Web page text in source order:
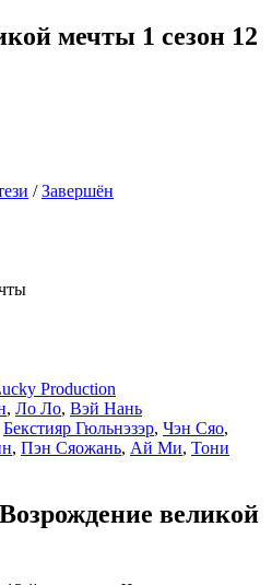
мечты 1 сезон 12
/Завершён
Production
, Ло Ло, Вэй Нань
Бекстияр Гюльнэзэр, Чэн Сяо,
, Пэн Сяожань, Ай Ми, Тони
великой